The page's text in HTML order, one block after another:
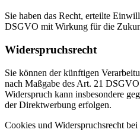
Sie haben das Recht, erteilte
DSGVO mit Wirkung für die
Widerspruchsrecht
Sie können der künftigen
nach Maßgabe des Art. 21
Widerspruch kann insbesondere
der Direktwerbung erfolgen.
Cookies und Widerspruchsrecht